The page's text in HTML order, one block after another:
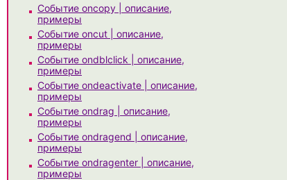
выделенный текст!')" >
Событие oncopy | описание,
примеры
Событие oncut | описание,
примеры
Событие ondblclick | описание,
примеры
Событие ondeactivate | описание,
примеры
Событие ondrag | описание,
примеры
Событие ondragend | описание,
примеры
Событие ondragenter | описание,
примеры